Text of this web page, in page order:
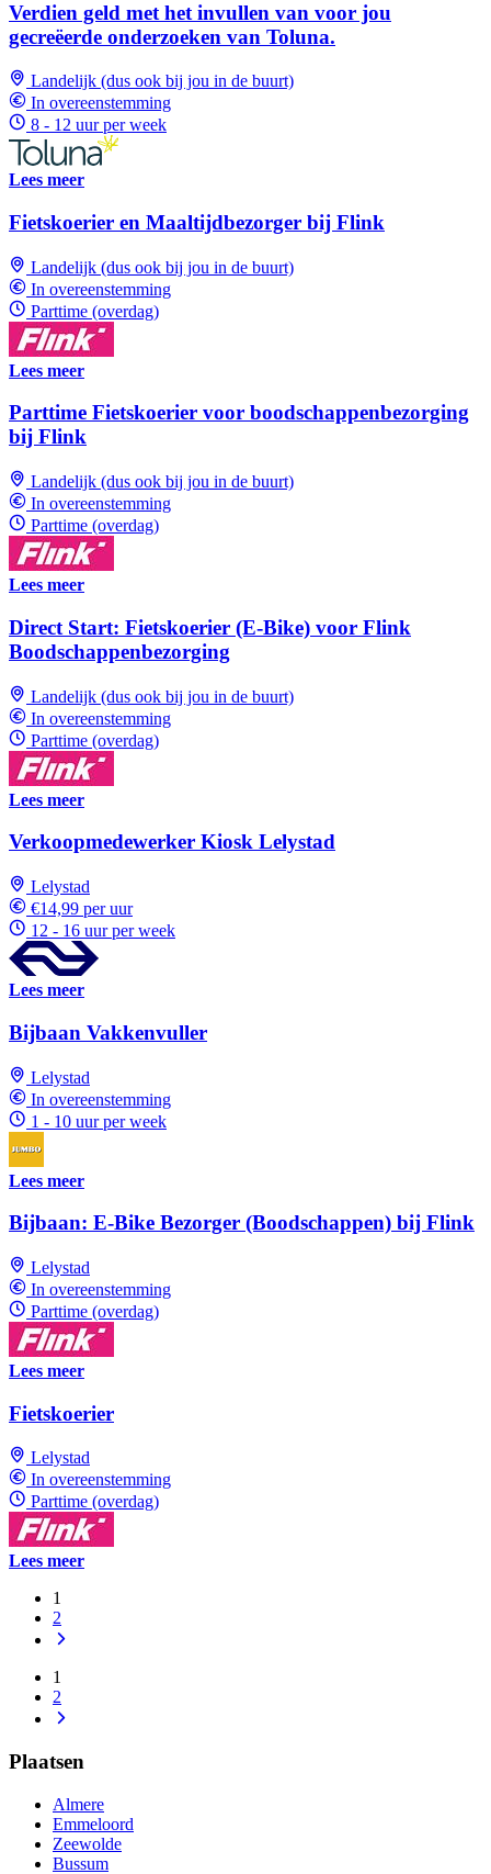
Verdien geld met het invullen van voor jou
gecreëerde onderzoeken van Toluna.
Landelijk (dus ook bij jou in de buurt)
In overeenstemming
8 - 12 uur per week
Lees meer
Fietskoerier en Maaltijdbezorger bij Flink
Landelijk (dus ook bij jou in de buurt)
In overeenstemming
Parttime (overdag)
Lees meer
Parttime Fietskoerier voor boodschappenbezorging
bij Flink
Landelijk (dus ook bij jou in de buurt)
In overeenstemming
Parttime (overdag)
Lees meer
Direct Start: Fietskoerier (E-Bike) voor Flink
Boodschappenbezorging
Landelijk (dus ook bij jou in de buurt)
In overeenstemming
Parttime (overdag)
Lees meer
Verkoopmedewerker Kiosk Lelystad
Lelystad
€14,99 per uur
12 - 16 uur per week
Lees meer
Bijbaan Vakkenvuller
Lelystad
In overeenstemming
1 - 10 uur per week
Lees meer
Bijbaan: E-Bike Bezorger (Boodschappen) bij Flink
Lelystad
In overeenstemming
Parttime (overdag)
Lees meer
Fietskoerier
Lelystad
In overeenstemming
Parttime (overdag)
Lees meer
1
2
1
2
Plaatsen
Almere
Emmeloord
Zeewolde
Bussum